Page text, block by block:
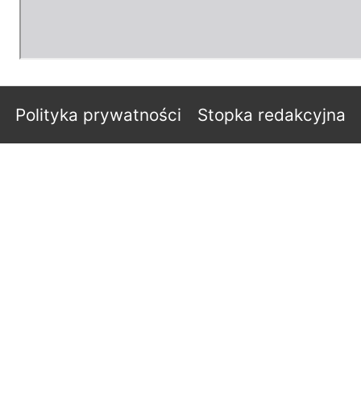
Polityka prywatności Stopka redakcyjna